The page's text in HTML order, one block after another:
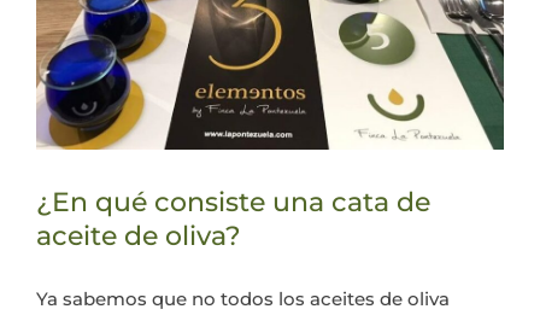
¿En qué consiste una cata de
aceite de oliva?
Ya sabemos que no todos los aceites de oliva